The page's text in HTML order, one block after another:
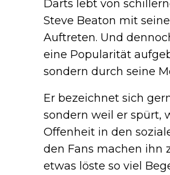
Darts lebt von
Steve Beaton mit
Auftreten. Und
eine Popularität
sondern durch seine
Er bezeichnet sich
sondern weil er spürt,
Offenheit in den
den Fans machen ihn
etwas löste so viel